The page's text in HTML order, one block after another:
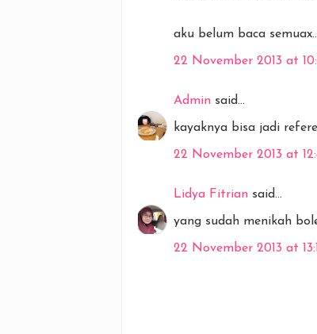
aku belum baca
22 November 2013 at
Admin said...
kayaknya bisa jadi
22 November 2013 at
Lidya Fitrian said...
yang sudah menikah
22 November 2013 at